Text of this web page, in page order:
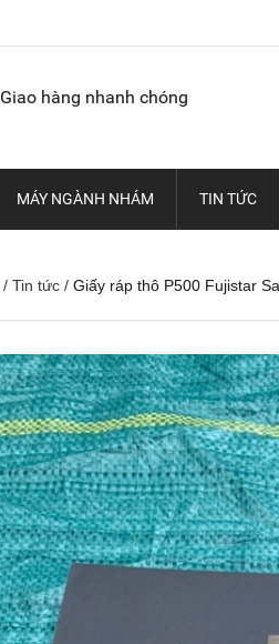
Giao hàng nhanh chóng
MÁY NGÀNH NHÁM TIN TỨC
/ Tin tức / Giấy ráp thô P500 Fujistar
Nhám cuộn con Ó Hàn
Quốc (Hawk), Kích thước
100...
01/08/2026
Nhám trụ carem